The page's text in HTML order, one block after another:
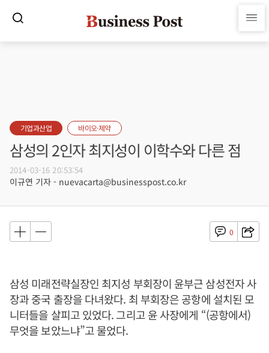
기업과산업 바이오·제약
삼성의 2인자 최지성이 이학수와 다른 점
2014-03-16 20:53:54
이규연 기자 - nuevacarta@businesspost.co.kr
0
삼성 미래전략실장인 최지성 부회장이 윤부근 삼성전자 사
장과 중국 출장을 다녀왔다. 최 부회장은 공항에 설치된 모
니터들을 살피고 있었다. 그리고 윤 사장에게 “(공항에서)
무엇을 보았느냐”고 물었다.